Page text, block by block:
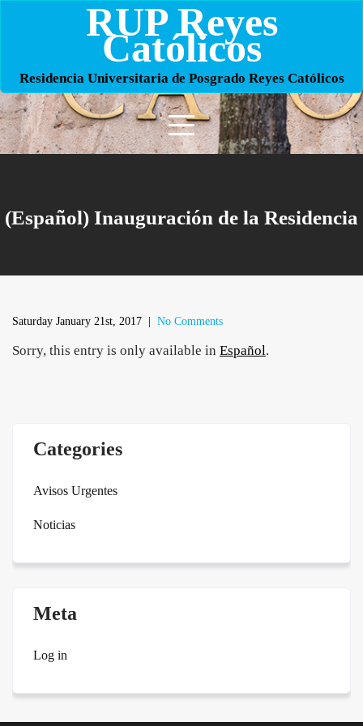
RUP Reyes
Católicos
Residencia Universitaria de Posgrado Reyes Católicos
(Español) Inauguración de la Residencia
Saturday January 21st, 2017 No Comments
Sorry, this entry is only available in Español.
Categories
Avisos Urgentes
Noticias
Meta
Log in